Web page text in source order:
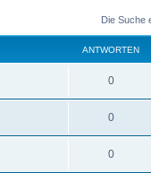
Die Suche
ANTWORTEN
0A
n
w
0A
n
0A